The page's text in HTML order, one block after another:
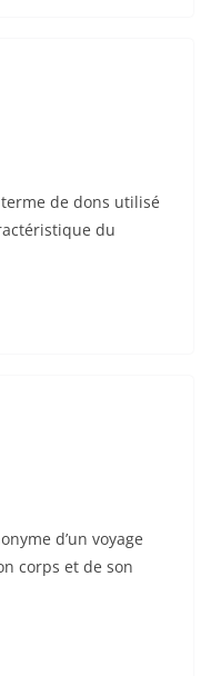
de dons utilisé
du
d’un voyage
corps et de son